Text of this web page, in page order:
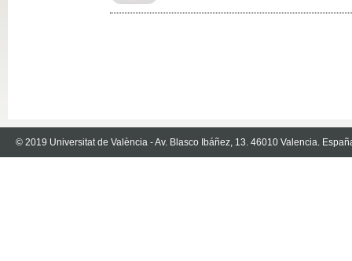
© 2019 Universitat de València - Av. Blasco Ibáñez, 13. 46010 Valencia.